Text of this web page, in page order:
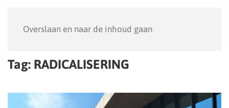
Overslaan en naar de inhoud gaan
Tag: RADICALISERING